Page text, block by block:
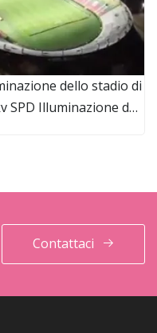
dello stadio di
SPD Illuminazione del
di IP65 800W
Contattaci